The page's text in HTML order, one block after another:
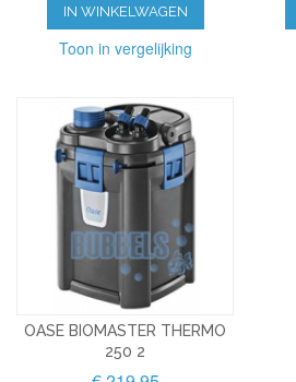
IN WINKELWAGEN
Toon in vergelijking
OASE BIOMASTER THERMO
250 2